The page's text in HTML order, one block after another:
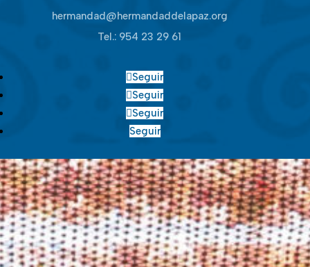
hermandad@hermandaddelapaz.org
Tel.: 954 23 29 61
Seguir
Seguir
Seguir
Seguir